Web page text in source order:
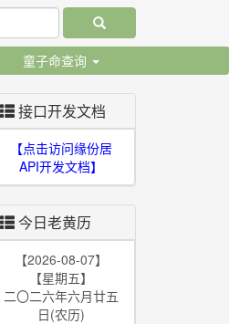
童子命查询
接口开发文档
【点击访问缘份居
API开发文档】
今日老黄历
【2026-08-07】
【星期五】
二〇二六年六月廿五
日(农历)